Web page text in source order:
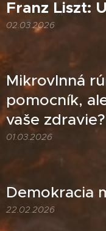
Franz Liszt:
02.03.2026
Mikrovlnná
pomocník,
vaše zdravie?
01.03.2026
Demokracia
22.02.2026